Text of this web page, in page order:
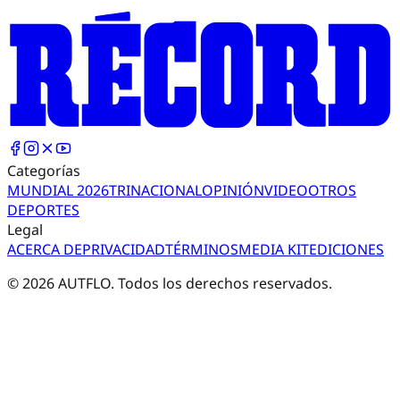
Categorías
MUNDIAL 2026TRINACIONALOPINIÓNVIDEOOTROS
DEPORTES
Legal
ACERCA DEPRIVACIDADTÉRMINOSMEDIA KITEDICIONES
©2026AUTFLO. Todos los derechos reservados.